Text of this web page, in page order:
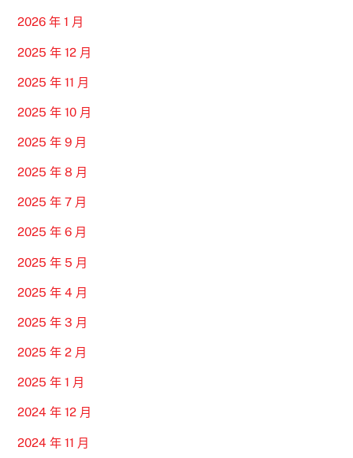
2026 年 1 月
2025 年 12 月
2025 年 11 月
2025 年 10 月
2025 年 9 月
2025 年 8 月
2025 年 7 月
2025 年 6 月
2025 年 5 月
2025 年 4 月
2025 年 3 月
2025 年 2 月
2025 年 1 月
2024 年 12 月
2024 年 11 月